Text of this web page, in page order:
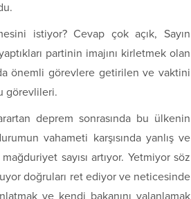
istiyor? Cevap çok açık, Sayın
partinin imajını kirletmek olan
önemli görevlere getirilen ve vaktini
görevlileri.
deprem sonrasında bu ülkenin
vahameti karşısında yanlış ve
sayısı artıyor. Yetmiyor söz
doğruları ret ediyor ve neticesinde
ve kendi bakanını yalanlamak